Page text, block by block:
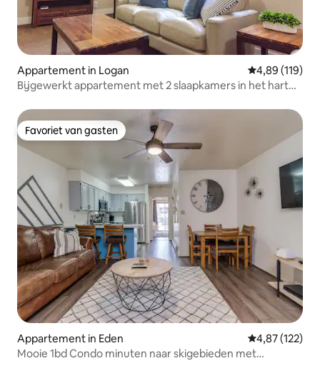
Appartement in Logan Gemiddelde
4,89 (119)
Bijgewerkt appartement met 2 slaapkamers in het hart
Favoriet van gasten
Favoriet van gasten
Appartement in Eden Gemiddelde
4,87 (122)
Mooie 1bd Condo minuten naar skigebieden met